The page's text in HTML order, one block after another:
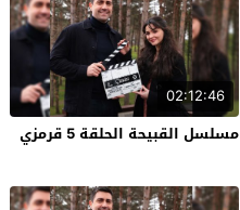
02:12:46
مسلسل القبيحة الحلقة 5 قرمزي